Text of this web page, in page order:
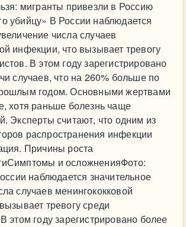
мигранты привезли в Россию
убийцу» В России наблюдается
числа случаев
инфекции, что вызывает тревогу
В этом году зарегистрировано
случаев, что на 260% больше по
годом. Основными жертвами
хотя раньше болезнь чаще
Эксперты считают, что одним из
распространения инфекции
Причины роста
и осложненияФото:
наблюдается значительное
случаев менингококковой
тревогу среди
этом году зарегистрировано более